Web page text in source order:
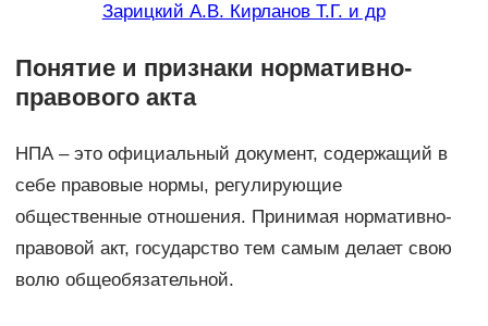
Зарицкий А.В. Кирланов Т.Г. и др
Понятие и признаки нормативно-
правового акта
НПА – это официальный документ, содержащий в
себе правовые нормы, регулирующие
общественные отношения. Принимая нормативно-
правовой акт, государство тем самым делает свою
волю общеобязательной.